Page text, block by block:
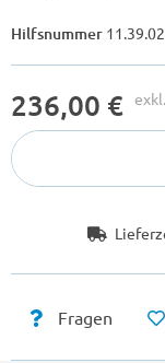
Hilfsnummer
236,00 €
Fragen